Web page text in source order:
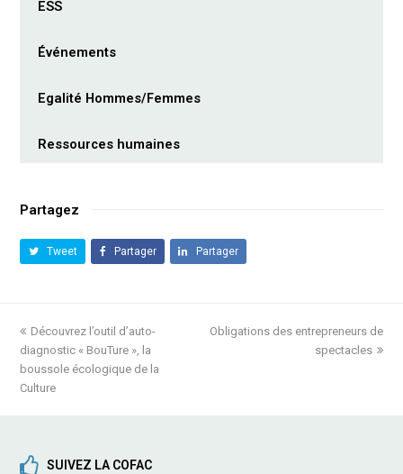
ESS
Événements
Egalité Hommes/Femmes
Ressources humaines
Partagez
Tweet Partager Partager
previous
post:
Découvrez l’outil d’auto-
diagnostic « BouTure », la
boussole écologique de la
Culture
next
Obligations des entrepreneurs de
spectacles
SUIVEZ LA COFAC